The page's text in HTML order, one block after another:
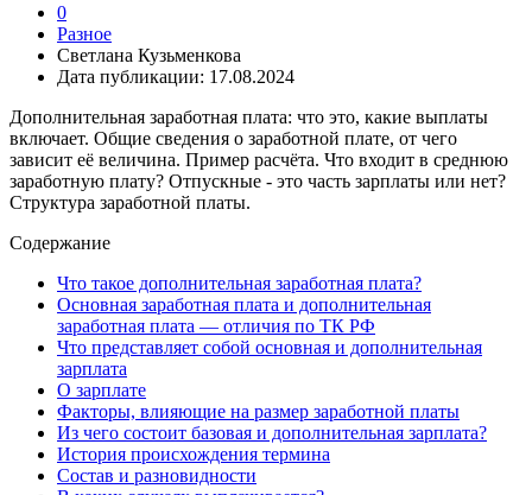
0
Разное
Светлана Кузьменкова
Дата публикации: 17.08.2024
Дополнительная заработная плата: что это, какие выплаты
включает. Общие сведения о заработной плате, от чего
зависит её величина. Пример расчёта. Что входит в среднюю
заработную плату? Отпускные - это часть зарплаты или нет?
Структура заработной платы.
Содержание
Что такое дополнительная заработная плата?
Основная заработная плата и дополнительная
заработная плата — отличия по ТК РФ
Что представляет собой основная и дополнительная
зарплата
О зарплате
Факторы, влияющие на размер заработной платы
Из чего состоит базовая и дополнительная зарплата?
История происхождения термина
Состав и разновидности